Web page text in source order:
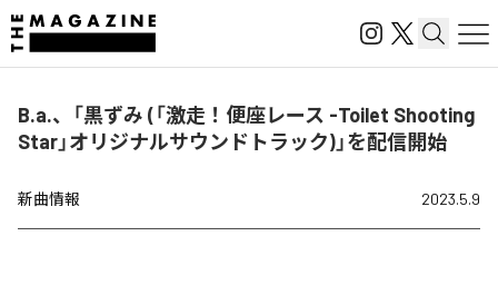
B.a.、「黒ずみ (「激走！便座レース -Toilet Shooting
Star」オリジナルサウンドトラック)」を配信開始
新曲情報 2023.5.9